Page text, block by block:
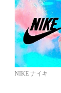
NIKE ナイキ